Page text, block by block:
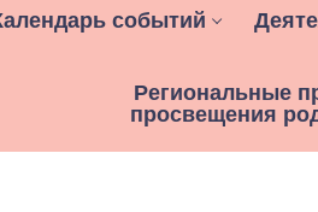
событий
Региональные
просвещения